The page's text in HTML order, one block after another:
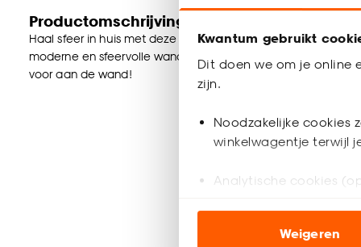
Kwantum gebruikt
Dit doen we om je online
zijn.
Noodzakelijke cookies
winkelwagentje terwijl
Analytische cookies
ook buiten deWeigeren
Productomschrijving
Haal sfeer in huis met deze prachtige Art canvas. Het
moderne en sfeervolle wanddecoratie heeft een afmeting
voor aan de wand!